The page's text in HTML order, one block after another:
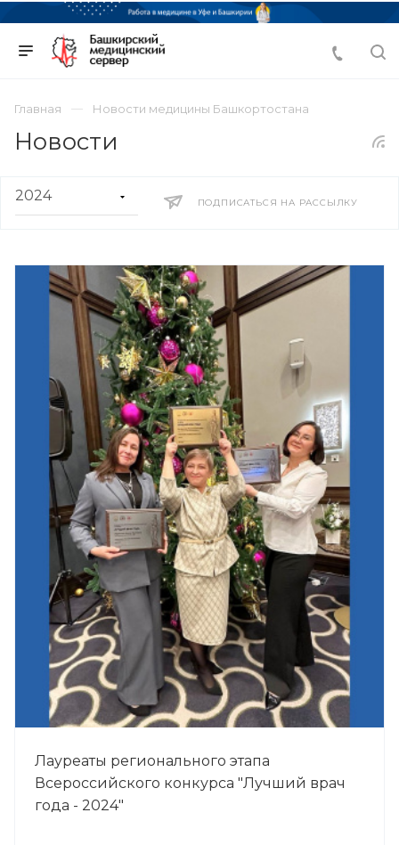
Главная Новости медицины Башкортостана
Новости
ПОДПИСАТЬСЯ НА РАССЫЛКУ
Лауреаты регионального этапа
Всероссийского конкурса "Лучший врач
года - 2024"